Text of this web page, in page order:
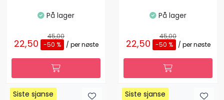
På lager
45,00
22,50 -50 % / per nøste
På lager
45,00
22,50 -50 % / per nøste
Siste sjanse
Siste sjanse Siste sjanse
Siste sjanse